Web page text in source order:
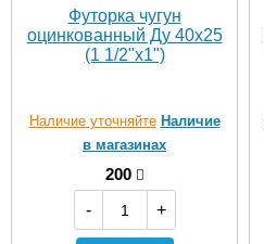
Футорка чугун
оцинкованный Ду 40х25
(1 1/2"х1")
Наличие уточняйте Наличие
в магазинах
200
-
+